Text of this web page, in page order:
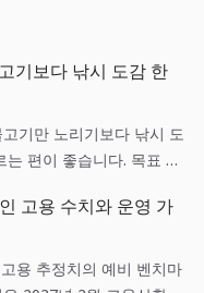
기보다 낚시 도감 한
기만 노리기보다 낚시 도
편이 좋습니다. 목표 어
고용 수치와 운영 가
용 추정치의 예비 벤치마